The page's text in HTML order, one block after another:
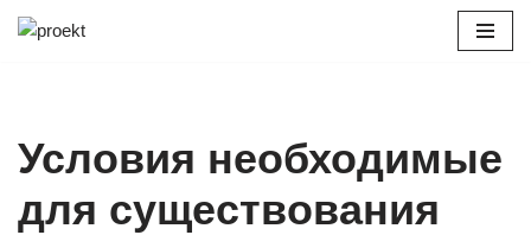
Условия необходимые
для существования